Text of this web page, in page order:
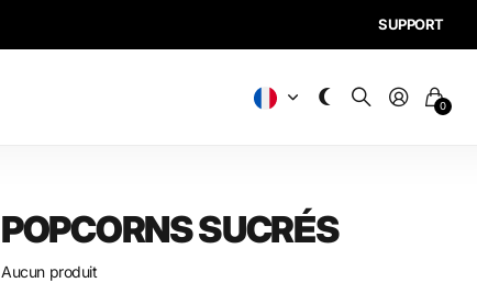
SUPPORT
0
POPCORNS SUCRÉS
Aucun produit